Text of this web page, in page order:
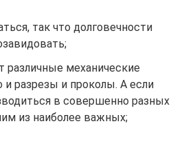
так что долговечности
механические
разрезы и проколы. А если
в совершенно разных
из наиболее важных;